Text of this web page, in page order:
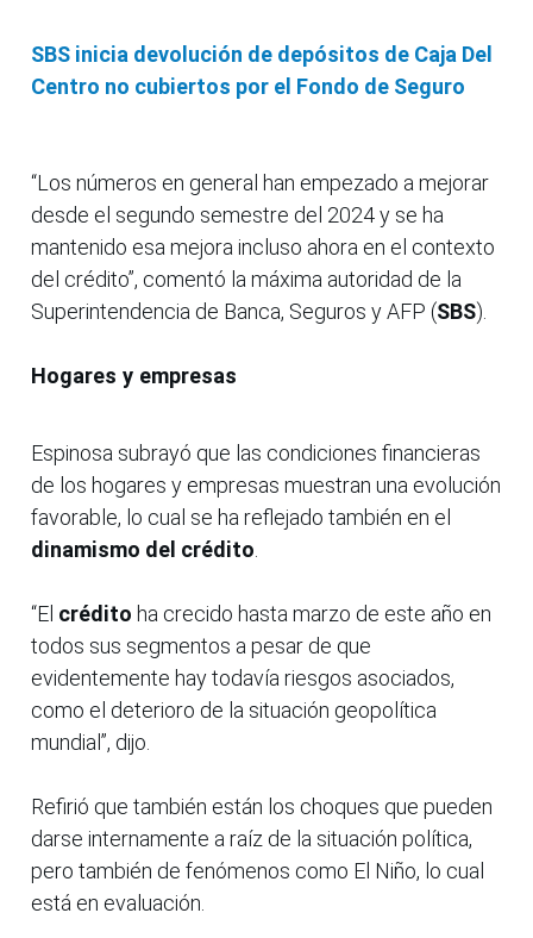
SBS inicia devolución de depósitos de Caja Del
Centro no cubiertos por el Fondo de Seguro
“Los números en general han empezado a mejorar
desde el segundo semestre del 2024 y se ha
mantenido esa mejora incluso ahora en el contexto
del crédito”, comentó la máxima autoridad de la
Superintendencia de Banca, Seguros y AFP (SBS).
Hogares y empresas
Espinosa subrayó que las condiciones financieras
de los hogares y empresas muestran una evolución
favorable, lo cual se ha reflejado también en el
dinamismo del crédito
“El crédito ha crecido hasta marzo de este año en
todos sus segmentos a pesar de que
evidentemente hay todavía riesgos asociados,
como el deterioro de la situación geopolítica
mundial”, dijo.
Refirió que también están los choques que pueden
darse internamente a raíz de la situación política,
pero también de fenómenos como El Niño, lo cual
está en evaluación.